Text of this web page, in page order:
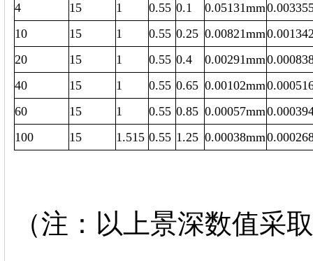
4
15 1 0.55 0.1 0.05131mm
10
15 1 0.55 0.25 0.00821mm
20
15 1 0.55 0.4 0.00291mm
40
15 1 0.55 0.65 0.00102mm
60
15 1 0.55 0.85 0.00057mm
100
15 1.515 0.55 1.25 0.00038mm
（注：以上景深数值采